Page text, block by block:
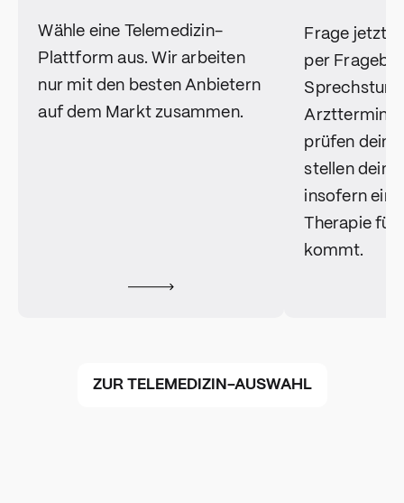
Wähle eine Telemedizin-
Plattform aus. Wir arbeiten
nur mit den besten Anbietern
auf dem Markt zusammen.
Frage jetzt
per
Arzttermin
prüfen
stellen dein
insofern
Therapie
kommt​.
ZUR TELEMEDIZIN-AUSWAHL